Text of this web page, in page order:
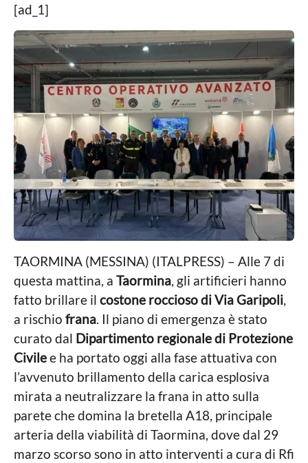
1
a
n
n
o
a
g
o
A
g
e
n
z
i
a
d
i
S
t
a
m
p
a
I
a
l
p
r
e
s
s
o
a
g
o
[ad_1]
TAORMINA (MESSINA) (ITALPRESS) – Alle 7 di
questa mattina, a Taormina, gli artificieri hanno
fatto brillare il costone roccioso di Via Garipoli,
a rischio frana. Il piano di emergenza è stato
curato dal Dipartimento regionale di Protezione
Civilee ha portato oggi alla fase attuativa con
l’avvenuto brillamento della carica esplosiva
mirata a neutralizzare la frana in atto sulla
parete che domina la bretella A18, principale
arteria della viabilità di Taormina, dove dal 29
marzo scorso sono in atto interventi a cura di Rfi